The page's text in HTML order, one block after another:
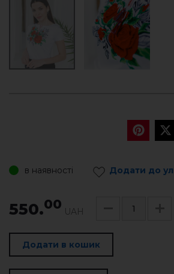
в наявності Додати до
550.00 UAH
Додати в кошик